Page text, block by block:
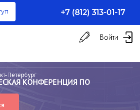
+7 (812) 313-01-17
Войти
Петербург
КОНФЕРЕНЦИЯ ПО